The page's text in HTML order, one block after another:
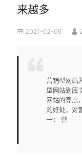
来越多
2021-02-06
营销型网站
型网站到底
网站的亮点
的好处，对
一： 营